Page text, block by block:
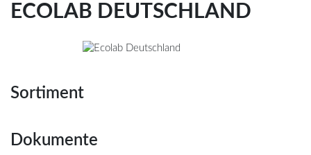
ECOLAB DEUTSCHLAND
Sortiment
Dokumente